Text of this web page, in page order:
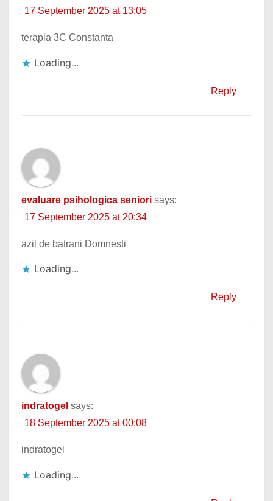
17 September 2025 at 13:05
terapia 3C Constanta
Loading...
Reply
evaluare psihologica seniori says:
17 September 2025 at 20:34
azil de batrani Domnesti
Loading...
Reply
indratogel says:
18 September 2025 at 00:08
indratogel
Loading...